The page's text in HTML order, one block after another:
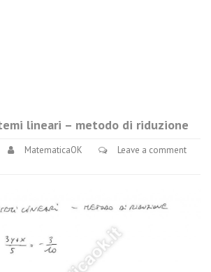
lineari – metodo di riduzione
MatematicaOK
Leave a comment